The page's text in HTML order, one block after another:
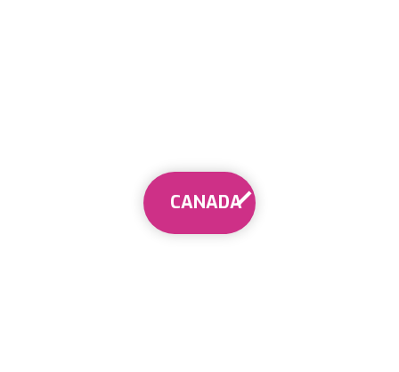
CANADA